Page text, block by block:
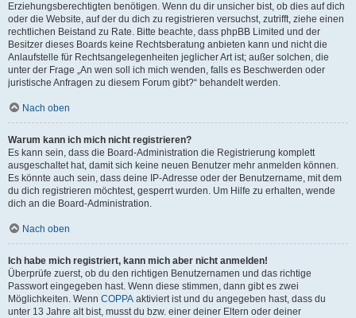
Erziehungsberechtigten benötigen. Wenn du dir unsicher bist, ob dies auf dich
oder die Website, auf der du dich zu registrieren versuchst, zutrifft, ziehe einen
rechtlichen Beistand zu Rate. Bitte beachte, dass phpBB Limited und der
Besitzer dieses Boards keine Rechtsberatung anbieten kann und nicht die
Anlaufstelle für Rechtsangelegenheiten jeglicher Art ist; außer solchen, die
unter der Frage „An wen soll ich mich wenden, falls es Beschwerden oder
juristische Anfragen zu diesem Forum gibt?“ behandelt werden.
Nach oben
Warum kann ich mich nicht registrieren?
Es kann sein, dass die Board-Administration die Registrierung komplett
ausgeschaltet hat, damit sich keine neuen Benutzer mehr anmelden können.
Es könnte auch sein, dass deine IP-Adresse oder der Benutzername, mit dem
du dich registrieren möchtest, gesperrt wurden. Um Hilfe zu erhalten, wende
dich an die Board-Administration.
Nach oben
Ich habe mich registriert, kann mich aber nicht anmelden!
Überprüfe zuerst, ob du den richtigen Benutzernamen und das richtige
Passwort eingegeben hast. Wenn diese stimmen, dann gibt es zwei
Möglichkeiten. Wenn COPPA aktiviert ist und du angegeben hast, dass du
unter 13 Jahre alt bist, musst du bzw. einer deiner Eltern oder deiner